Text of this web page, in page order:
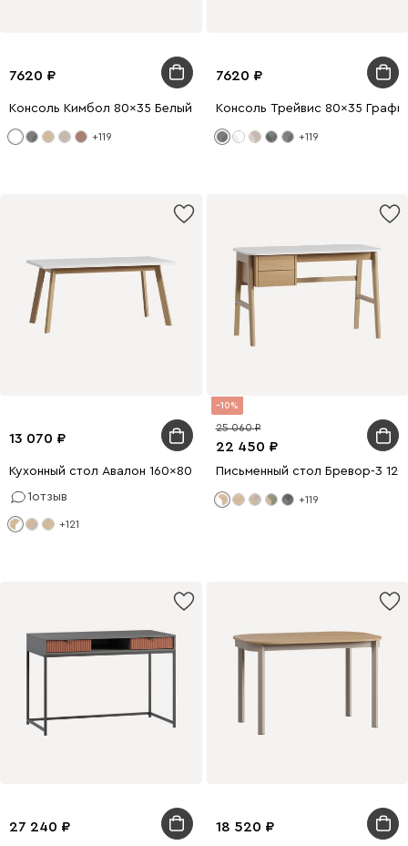
7620
Консоль Кимбол 80x35 Белый
+119
7620
Консоль Трейвис 80x35
+119
13 070
Кухонный стол Авалон 160x80 Белый/Натуральный
1отзыв
+121
10
22 450
25 060
Письменный стол Бревор-3
+119
27 240 18 520